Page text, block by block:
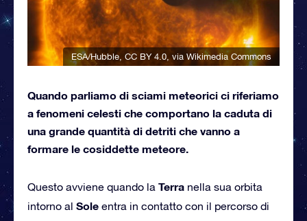
ESA/Hubble, CC BY 4.0, via Wikimedia Commons
Quando parliamo di sciami meteorici ci riferiamo
a fenomeni celesti che comportano la caduta di
una grande quantità di detriti che vanno a
formare le cosiddette meteore.
Questo avviene quando la Terra nella sua orbita
intorno al Sole entra in contatto con il percorso di